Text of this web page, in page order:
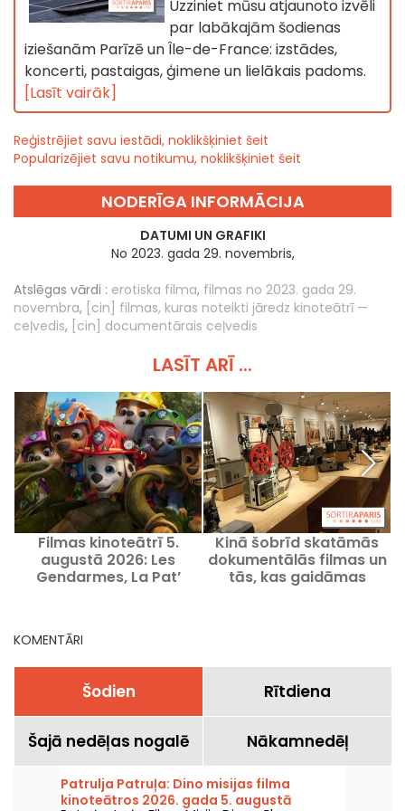
Uzziniet mūsu atjaunoto izvēli
par labākajām šodienas
iziešanām Parīzē un Île-de-France: izstādes,
koncerti, pastaigas, ģimene un lielākais padoms.
[Lasīt vairāk]
Reģistrējiet savu iestādi, noklikšķiniet šeit
Popularizējiet savu notikumu, noklikšķiniet šeit
NODERĪGA INFORMĀCIJA
DATUMI UN GRAFIKI
No 2023. gada 29. novembris,
Atslēgas vārdi : erotiska filma, filmas no 2023. gada 29.
novembra, [cin] filmas, kuras noteikti jāredz kinoteātrī —
ceļvedis, [cin] documentārais ceļvedis
LASĪT ARĪ ...
Filmas kinoteātrī 5.
augustā 2026: Les
Gendarmes, La Pat’
Kinā šobrīd skatāmās
dokumentālās filmas un
tās, kas gaidāmas
KOMENTĀRI
Šodien Rītdiena
Šajā nedēļas nogalē Nākamnedēļ
Patrulja Patruļa: Dino misijas filma
kinoteātros 2026. gada 5. augustā